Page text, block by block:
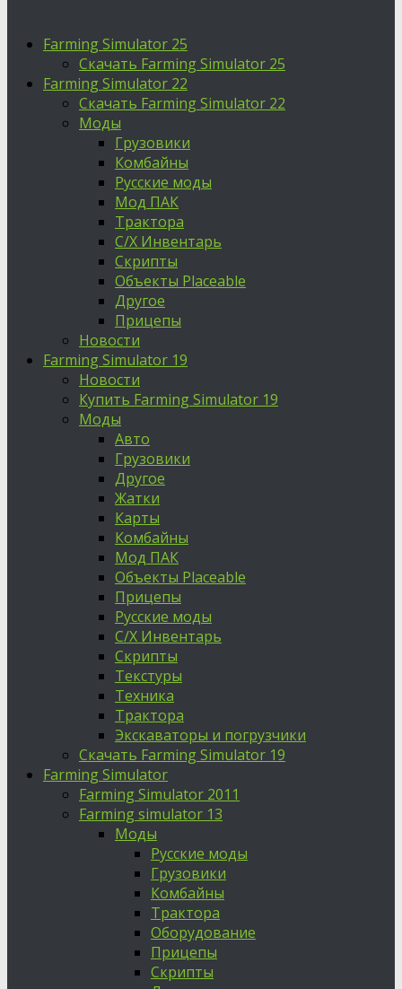
Farming Simulator 25
Скачать Farming Simulator 25
Farming Simulator 22
Скачать Farming Simulator 22
Моды
Грузовики
Комбайны
Русские моды
Мод ПАК
Трактора
С/Х Инвентарь
Скрипты
Объекты Placeable
Другое
Прицепы
Новости
Farming Simulator 19
Новости
Купить Farming Simulator 19
Моды
Авто
Грузовики
Другое
Жатки
Карты
Комбайны
Мод ПАК
Объекты Placeable
Прицепы
Русские моды
С/Х Инвентарь
Скрипты
Текстуры
Техника
Трактора
Экскаваторы и погрузчики
Скачать Farming Simulator 19
Farming Simulator
Farming Simulator 2011
Farming simulator 13
Моды
Русские моды
Грузовики
Комбайны
Трактора
Оборудование
Прицепы
Скрипты